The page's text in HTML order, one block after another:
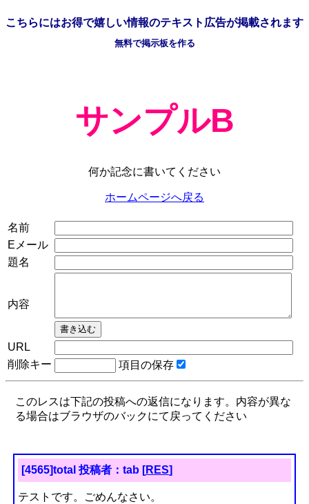
こちらにはお得で嬉しい情報のテキスト広告が掲載されます
無料で掲示板を作る
サンプルB
何か記念に書いてください
ホームページへ戻る
名前
Eメール
題名
内容
URL
削除キー
項目の保存
このレスは下記の投稿への返信になります。内容が異な
る場合はブラウザのバックにて戻ってください
[4565]total 投稿者：tab [RES]
テストです。ごめんなさい。